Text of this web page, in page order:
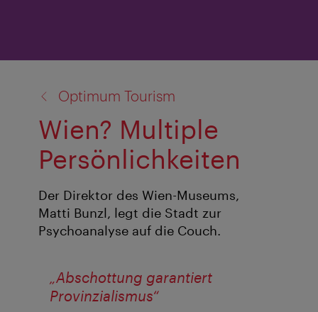
Optimum Tourism
Wien? Multiple
Persönlichkeiten
Der Direktor des Wien-Museums,
Matti Bunzl, legt die Stadt zur
Psychoanalyse auf die Couch.
„Abschottung garantiert
Provinzialismus“